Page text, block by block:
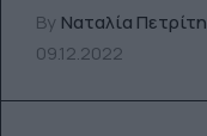
By Ναταλία Πετρίτη
09.12.2022